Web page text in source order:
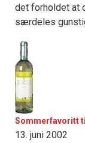
det forholdet at
særdeles
Sommerfavoritt
13. juni 2002